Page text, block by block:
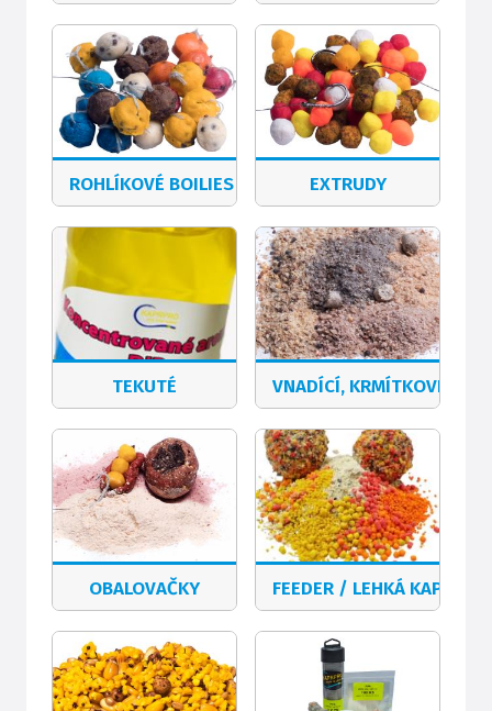
ROHLÍKOVÉ BOILIES EXTRUDY
TEKUTÉ VNADÍCÍ, KRMÍTKOVÉ
OBALOVAČKY FEEDER / LEHKÁ